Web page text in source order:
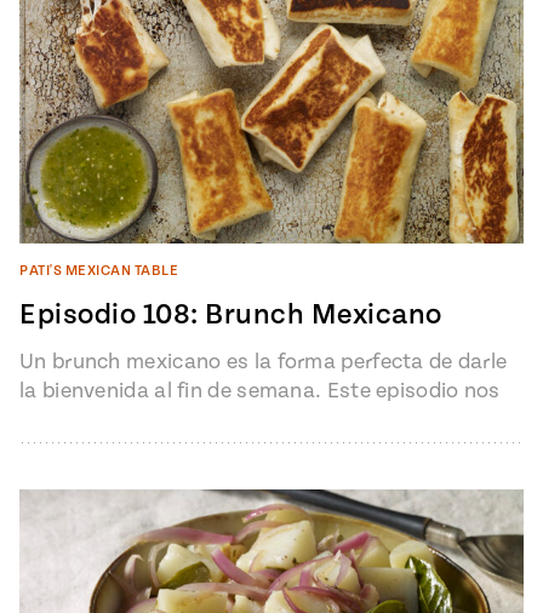
PATI'S MEXICAN TABLE
Episodio 108: Brunch Mexicano
Un brunch mexicano es la forma perfecta de darle
la bienvenida al fin de semana. Este episodio nos